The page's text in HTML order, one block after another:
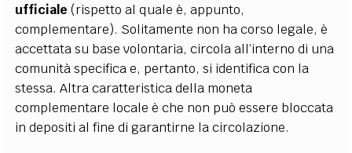
ufficiale (rispetto al quale è, appunto,
complementare). Solitamente non ha corso legale, è
accettata su base volontaria, circola all’interno di una
comunità specifica e, pertanto, si identifica con la
stessa. Altra caratteristica della moneta
complementare locale è che non può essere bloccata
in depositi al fine di garantirne la circolazione.